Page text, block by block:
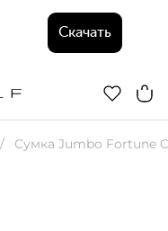
Скачать
Сумка Jumbo Fortune